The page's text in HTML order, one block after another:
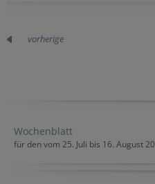
vorherige
Wochenblatt
für den vom 25. Juli bis 16. August